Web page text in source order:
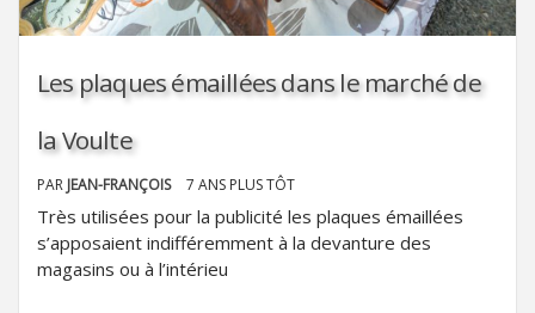
Les plaques émaillées dans le marché de
la Voulte
PAR JEAN-FRANÇOIS 7 ANS PLUS TÔT
Très utilisées pour la publicité les plaques émaillées
s’apposaient indifféremment à la devanture des
magasins ou à l’intérieu